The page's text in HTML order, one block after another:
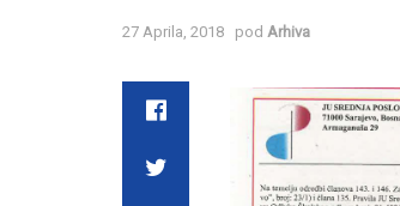
27 Aprila, 2018 pod Arhiva